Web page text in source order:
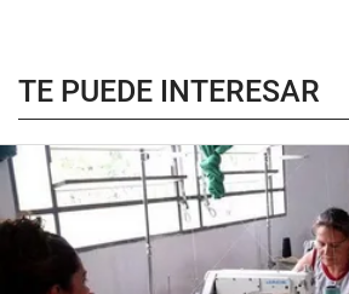
TE PUEDE INTERESAR